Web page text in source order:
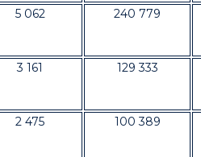
5 062 240 779
3 161 129 333
2 475 100 389